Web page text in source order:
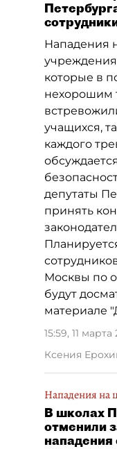
Нападения
учреждения
которые в
нехорошим
учащихся,
каждого
депутаты
принять
Москвы по
будут
материале
15:59, 11 марта
Ксения
Нападения на
В школах
отменили